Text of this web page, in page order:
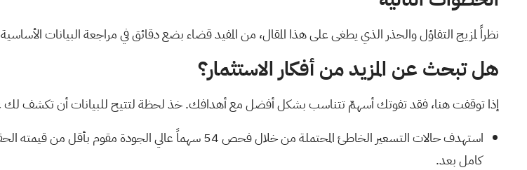
نظراً لمزيج التفاؤل والحذر الذي يطغى على هذا المقال، من المفيد قضاء بضع دقائق في مراجعة البيانات
هل تبحث عن المزيد من أفكار الاستثمار؟
إذا توقفت هنا، فقد تفوتك أسهمٌ تتناسب بشكل أفضل مع أهدافك. خذ لحظة لتتيح للبيانات أن تكشف
استهدف حالات التسعير الخاطئ المحتملة من خلال فحص54 سهماً عالي الجودة مقوم بأقل من قيمته الحقيقية،
كامل بعد.